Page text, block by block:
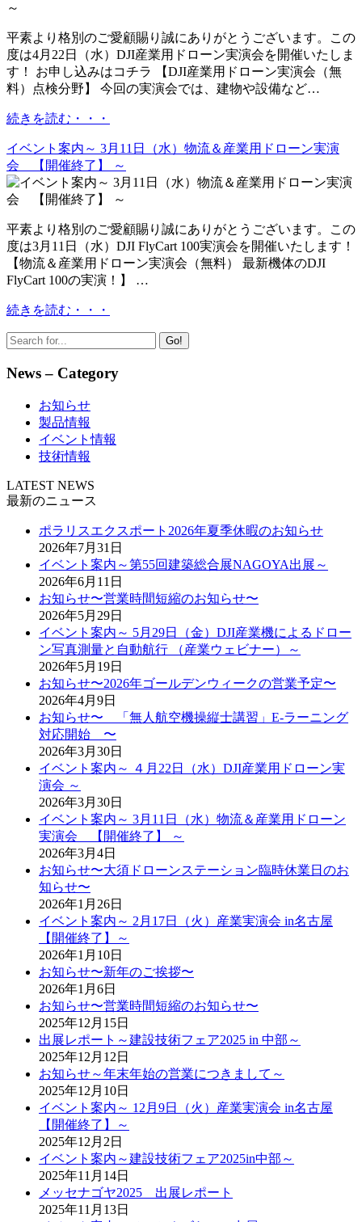
平素より格別のご愛顧賜り誠にありがとうございます。この
度は4月22日（水）DJI産業用ドローン実演会を開催いたしま
す！ お申し込みはコチラ 【DJI産業用ドローン実演会（無
料）点検分野】 今回の実演会では、建物や設備など…
続きを読む・・・
イベント案内～ 3月11日（水）物流＆産業用ドローン実演
会 【開催終了】 ～
平素より格別のご愛顧賜り誠にありがとうございます。この
度は3月11日（水）DJI FlyCart 100実演会を開催いたします！
【物流＆産業用ドローン実演会（無料） 最新機体のDJI
FlyCart 100の実演！】 …
続きを読む・・・
Go!
News – Category
お知らせ
製品情報
イベント情報
技術情報
LATEST NEWS
最新のニュース
ポラリスエクスポート2026年夏季休暇のお知らせ
2026年7月31日
イベント案内～第55回建築総合展NAGOYA出展～
2026年6月11日
お知らせ〜営業時間短縮のお知らせ〜
2026年5月29日
イベント案内～ 5月29日（金）DJI産業機によるドロー
ン写真測量と自動航行 （産業ウェビナー）～
2026年5月19日
お知らせ〜2026年ゴールデンウィークの営業予定〜
2026年4月9日
お知らせ〜 「無人航空機操縦士講習」E-ラーニング
対応開始 〜
2026年3月30日
イベント案内～ ４月22日（水）DJI産業用ドローン実
演会 ～
2026年3月30日
イベント案内～ 3月11日（水）物流＆産業用ドローン
実演会 【開催終了】 ～
2026年3月4日
お知らせ〜大須ドローンステーション臨時休業日のお
知らせ〜
2026年1月26日
イベント案内～ 2月17日（火）産業実演会 in名古屋
【開催終了】～
2026年1月10日
お知らせ〜新年のご挨拶〜
2026年1月6日
お知らせ〜営業時間短縮のお知らせ〜
2025年12月15日
出展レポート～建設技術フェア2025 in 中部～
2025年12月12日
お知らせ～年末年始の営業につきまして～
2025年12月10日
イベント案内～ 12月9日（火）産業実演会 in名古屋
【開催終了】～
2025年12月2日
イベント案内～建設技術フェア2025in中部～
2025年11月14日
メッセナゴヤ2025 出展レポート
2025年11月13日